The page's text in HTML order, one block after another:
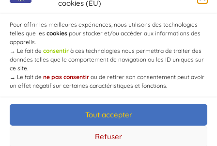
cookies (EU)
Pour offrir les meilleures expériences, nous utilisons des technologies
telles que les cookies pour stocker et/ou accéder aux informations des
appareils.
→ Le fait de consentir à ces technologies nous permettra de traiter des
données telles que le comportement de navigation ou les ID uniques sur
ce site.
→ Le fait de ne pas consentir ou de retirer son consentement peut avoir
un effet négatif sur certaines caractéristiques et fonctions.
Tout accepter
Refuser
© Mairie de Chaource [2004-2024] | Tous droits réservés.
Developed byWEB3-DESIGN